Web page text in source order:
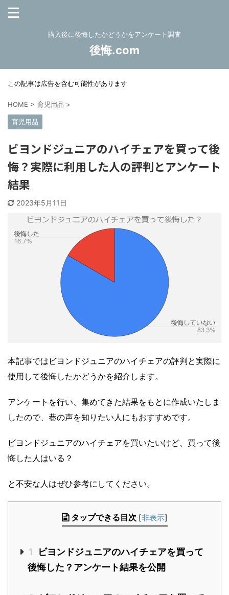
購入後に後悔したかどうかをアンケート調査
後悔.com
この記事は広告を含む可能性があります
HOME > 育児用品 >
育児用品
ビヨンドジュニアのハイチェアを買って後
悔？実際に利用した人の評判とアンケート
結果
2023年5月11日
本記事ではビヨンドジュニアのハイチェアの評判と実際に
使用して後悔したかどうかを紹介します。
アンケートを行い、集めてきた結果をもとに作成いたしま
したので、巷の声を知りたい人にもおすすめです。
ビヨンドジュニアのハイチェアを買いたいけど、買って後
悔した人はいる？
と不安な人はぜひ参考にしてください。
タップできる目次 [非表示]
1
ビヨンドジュニアのハイチェアを買って
後悔した？アンケート結果を公開